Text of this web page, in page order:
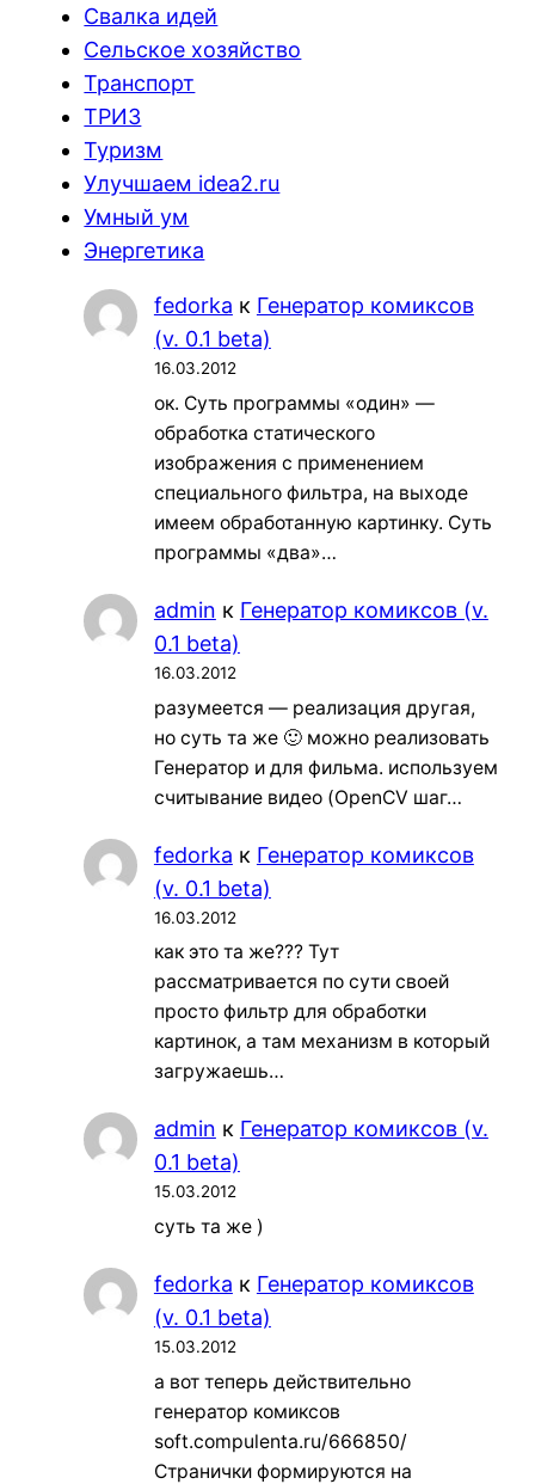
Свалка идей
Сельское хозяйство
Транспорт
ТРИЗ
Туризм
Улучшаем idea2.ru
Умный ум
Энергетика
fedorka к Генератор комиксов
(v. 0.1 beta)
16.03.2012
ок. Суть программы «один» —
обработка статического
изображения с применением
специального фильтра, на выходе
имеем обработанную картинку. Суть
программы «два»…
admin к Генератор комиксов (v.
0.1 beta)
16.03.2012
разумеется — реализация другая,
но суть та же 🙂 можно реализовать
Генератор и для фильма. используем
считывание видео (OpenCV шаг…
fedorka к Генератор комиксов
(v. 0.1 beta)
16.03.2012
как это та же??? Тут
рассматривается по сути своей
просто фильтр для обработки
картинок, а там механизм в который
загружаешь…
admin к Генератор комиксов (v.
0.1 beta)
15.03.2012
суть та же )
fedorka к Генератор комиксов
(v. 0.1 beta)
15.03.2012
а вот теперь действительно
генератор комиксов
soft.compulenta.ru/666850/
Странички формируются на